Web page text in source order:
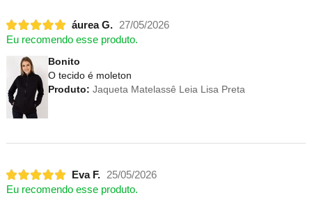
áurea G.
27/05/2026
Eu recomendo esse produto.
Bonito
O tecido é moleton
Produto: Jaqueta Matelassê Leia Lisa Preta
Eva F.
25/05/2026
Eu recomendo esse produto.